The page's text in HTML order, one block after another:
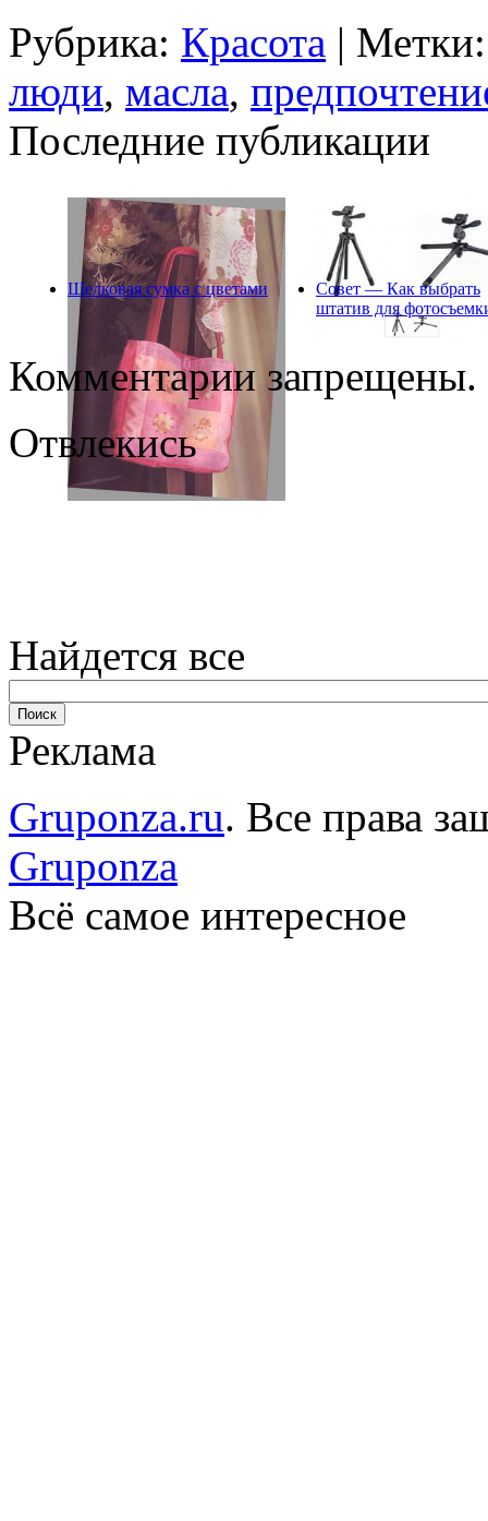
Рубрика: Красота |
люди, масла,
Последние публикации
Шелковая сумка с цветами
Совет — Как выбрать
штатив для
Комментарии запрещены.
Отвлекись
Найдется все
Реклама
Gruponza.ru. Все права
Gruponza
Всё самое интересное